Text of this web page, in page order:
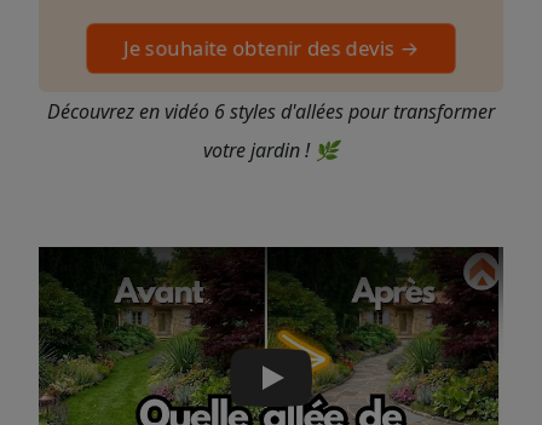
Je souhaite obtenir des devis →
Découvrez en vidéo 6 styles d'allées pour transformer
votre jardin ! 🌿
Play